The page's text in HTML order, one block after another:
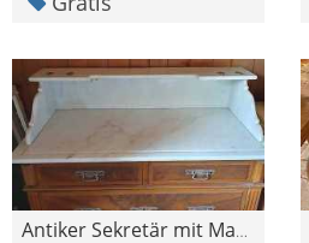
Antiker Sekretär mit Marmoraufsatz